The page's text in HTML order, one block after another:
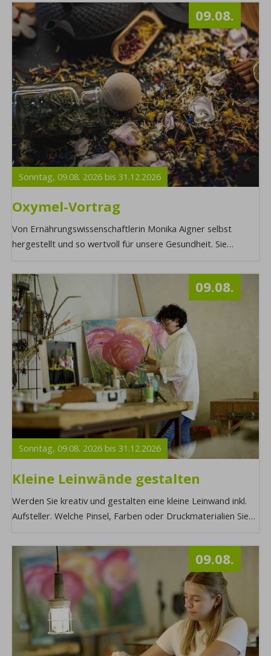
Sonntag,09.08. 2026 bis31.12.2026
09.08.
Oxymel-Vortrag
Von Ernährungswissenschaftlerin Monika Aigner selbst
hergestellt und so wertvoll für unsere Gesundheit. Sie
Sonntag,09.08. 2026 bis31.12.2026
09.08.
Kleine Leinwände gestalten
Werden Sie kreativ und gestalten eine kleine Leinwand inkl.
Aufsteller. Welche Pinsel, Farben oder Druckmaterialien Sie
09.08.